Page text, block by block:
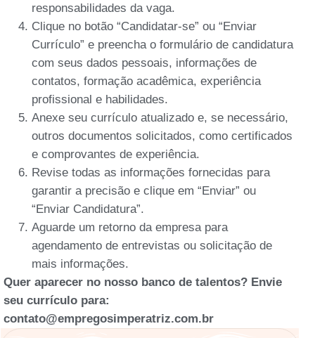
responsabilidades da vaga.
Clique no botão “Candidatar-se” ou “Enviar
Currículo” e preencha o formulário de candidatura
com seus dados pessoais, informações de
contatos, formação acadêmica, experiência
profissional e habilidades.
Anexe seu currículo atualizado e, se necessário,
outros documentos solicitados, como certificados
e comprovantes de experiência.
Revise todas as informações fornecidas para
garantir a precisão e clique em “Enviar” ou
“Enviar Candidatura”.
Aguarde um retorno da empresa para
agendamento de entrevistas ou solicitação de
mais informações.
Quer aparecer no nosso banco de talentos? Envie
seu currículo para:
contato@empregosimperatriz.com.br